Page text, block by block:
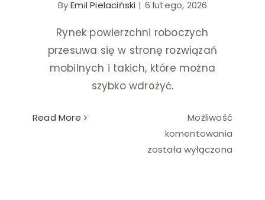
Wystrój wnętrz
ByEmil Pielaciński | 6 lutego, 2026
Rynek powierzchni roboczych
przesuwa się w stronę rozwiązań
mobilnych i takich, które można
szybko wdrożyć.
Read More
Możliwość
komentowania
została wyłączona